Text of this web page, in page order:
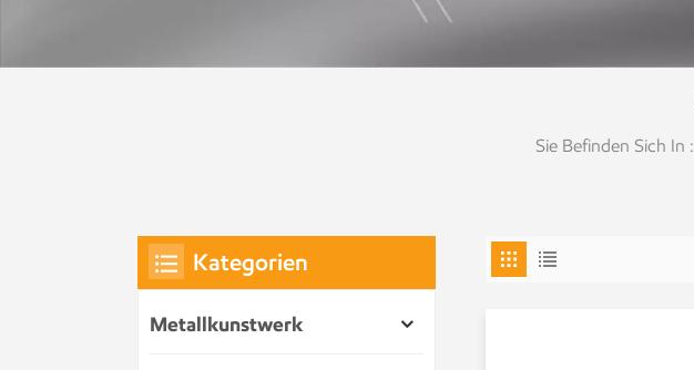
Sie Befinden Sich In :
Kategorien
Metallkunstwerk